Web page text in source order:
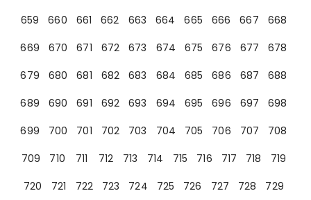
659
660 661 662 663 664 665 666 667
668
669
670 671 672 673 674 675 676 677
678
679
680 681 682 683 684 685 686 687
688
689
690 691 692 693 694 695 696 697
698
699
700 701 702 703 704 705 706 707
708
709
710 711 712 713 714 715 716 717 718
719
720
721 722 723 724 725 726 727 728
729